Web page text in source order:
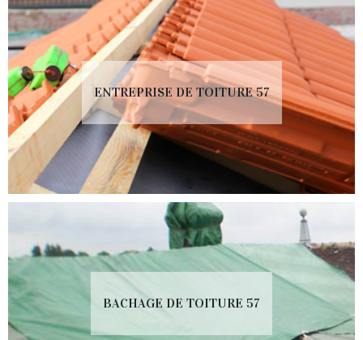
ENTREPRISE DE TOITURE 57
BACHAGE DE TOITURE 57